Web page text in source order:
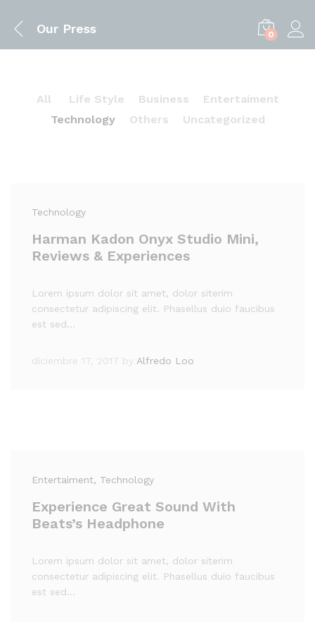
Our Press 0
All Life Style Business
Entertaiment
Technology
Others Uncategorized
Technology
Harman Kadon Onyx Studio Mini,
Reviews & Experiences
Lorem ipsum dolor sit amet, dolor siterim
consectetur adipiscing elit. Phasellus duio faucibus
est sed…
diciembre 17, 2017 by Alfredo Loo
Entertaiment, Technology
Experience Great Sound With
Beats’s Headphone
Lorem ipsum dolor sit amet, dolor siterim
consectetur adipiscing elit. Phasellus duio faucibus
est sed…